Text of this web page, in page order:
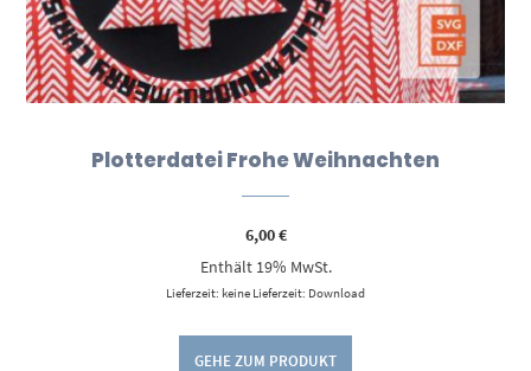
Plotterdatei Frohe Weihnachten
6,00€
Enthält 19% MwSt.
Lieferzeit: keine Lieferzeit: Download
GEHE ZUM PRODUKT